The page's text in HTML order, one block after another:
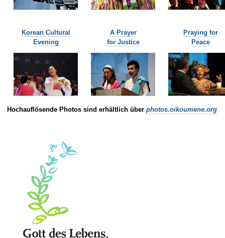
Korean Cultural
Evening
A Prayer
for Justice
Praying for
Peace
Hochauflösende Photos sind erhältlich überphotos.oikoumene.org